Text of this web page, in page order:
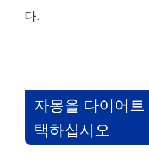
다.
자몽을 다이어트
택하십시오